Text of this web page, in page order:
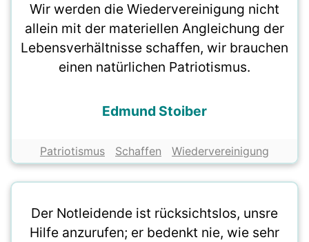
Wir werden die Wiedervereinigung nicht
allein mit der materiellen Angleichung der
Lebensverhältnisse schaffen, wir brauchen
einen natürlichen Patriotismus.
Edmund Stoiber
Patriotismus Schaffen Wiedervereinigung
Der Notleidende ist rücksichtslos, unsre
Hilfe anzurufen; er bedenkt nie, wie sehr